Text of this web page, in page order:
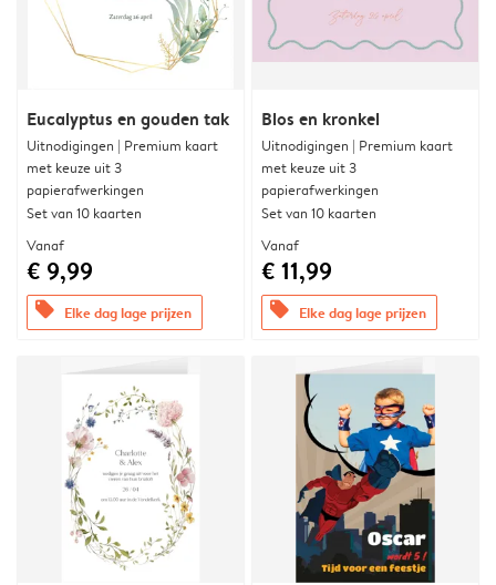
Eucalyptus en gouden tak
Uitnodigingen | Premium kaart
met keuze uit 3
papierafwerkingen
Set van 10 kaarten
Vanaf
€ 9,99
offers Elke dag lage prijzen
Blos en kronkel
Uitnodigingen | Premium kaart
met keuze uit 3
papierafwerkingen
Set van 10 kaarten
Vanaf
€ 11,99
offers Elke dag lage prijzen